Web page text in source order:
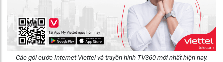
Các gói cước Internet Viettel và truyền hình TV360 mới nhất hiện nay.